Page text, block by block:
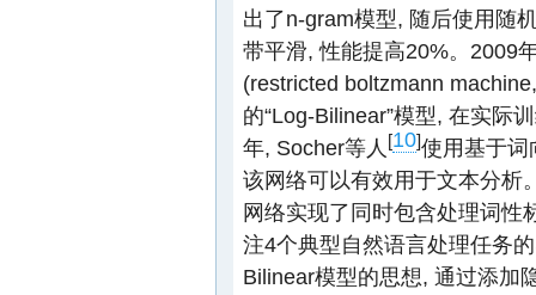
出了n-gram模型, 随后使用随
带平滑, 性能提高20%。2009
(restricted boltzmann
的“Log-Bilinear”模型, 在实际
年, Socher等人 [10]使用基于词
该网络可以有效用于文本分析
网络实现了同时包含处理词性
注4个典型自然语言处理任务
Bilinear模型的思想, 通过添加